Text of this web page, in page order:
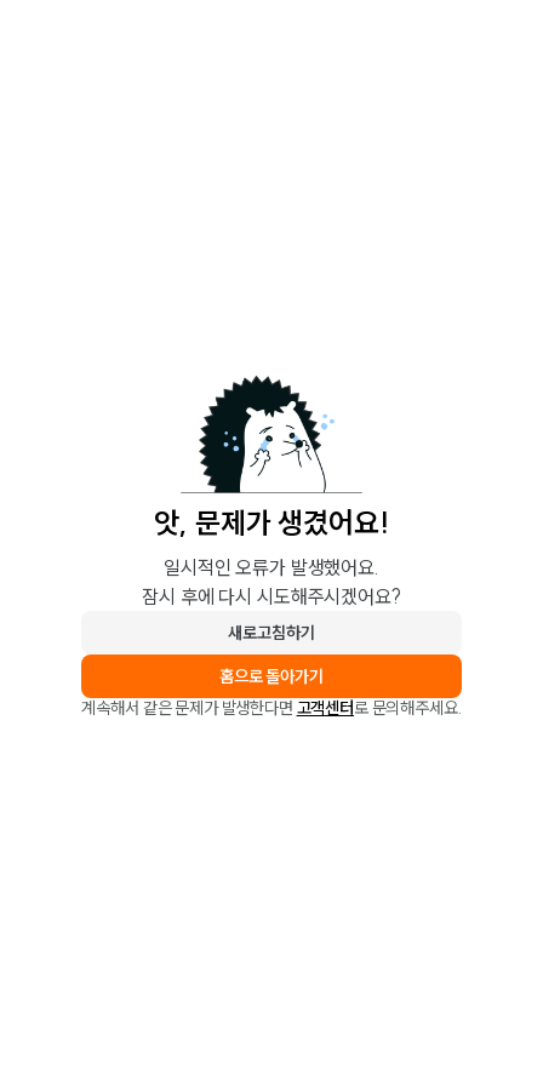
앗, 문제가 생겼어요!
일시적인 오류가 발생했어요.
잠시 후에 다시 시도해주시겠어요?
새로고침하기
홈으로 돌아가기
계속해서 같은 문제가 발생한다면 고객센터로 문의해주세요.